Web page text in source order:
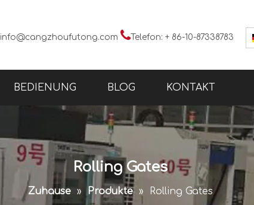
info@cangzhoufutong.com Telefon: + 86-10-87338783
BEDIENUNG BLOG KONTAKT
Rolling Gates
Zuhause » Produkte » Rolling Gates